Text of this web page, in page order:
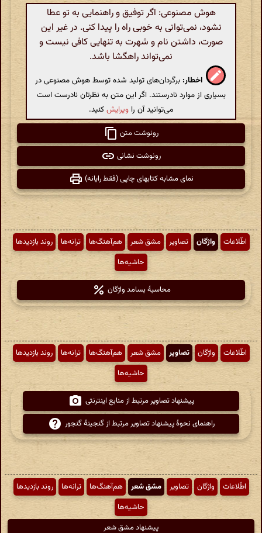
هوش مصنوعی: اگر توفیق و راهنمایی به تو عطا
نشود، نمی‌توانی به خوبی راه را پیدا کنی. در غیر این
صورت، داشتن نام و شهرت به تنهایی کافی نیست و
نمی‌تواند راهگشا باشد.
اخطار: برگردان‌های تولید شده توسط هوش مصنوعی در
بسیاری از موارد نادرستند. اگر این متن به نظرتان نادرست است
می‌توانید آن را ویرایشکنید.
رونوشت متن
رونوشت نشانی
نمای مشابه کتابهای چاپی (فقط رایانه)
اطّلاعات واژگان تصاویر مشق شعر هم‌آهنگ‌ها ترانه‌ها
روند بازدیدها
حاشیه‌ها
محاسبهٔ بسامد واژگان
اطّلاعات واژگان تصاویر مشق شعر هم‌آهنگ‌ها ترانه‌ها
روند بازدیدها
حاشیه‌ها
پیشنهاد تصاویر مرتبط از منابع اینترنتی
راهنمای نحوهٔ پیشنهاد تصاویر مرتبط از گنجینهٔ گنجور
اطّلاعات واژگان تصاویر مشق شعر هم‌آهنگ‌ها ترانه‌ها
روند بازدیدها
حاشیه‌ها
پیشنهاد مشق شعر